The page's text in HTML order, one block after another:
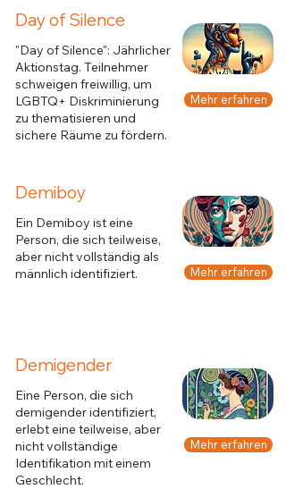
Day of Silence
"Day of Silence": Jährlicher
Aktionstag. Teilnehmer
schweigen freiwillig, um
LGBTQ+ Diskriminierung
zu thematisieren und
sichere Räume zu fördern.
Mehr erfahren
Demiboy
Ein Demiboy ist eine
Person, die sich teilweise,
aber nicht vollständig als
männlich identifiziert.
Mehr erfahren
Demigender
Eine Person, die sich
demigender identifiziert,
erlebt eine teilweise, aber
nicht vollständige
Identifikation mit einem
Geschlecht.
Mehr erfahren